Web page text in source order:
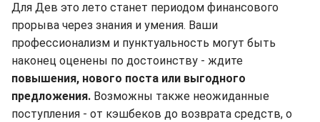
Для Дев это лето станет периодом финансового
прорыва через знания и умения. Ваши
профессионализм и пунктуальность могут быть
наконец оценены по достоинству - ждите
повышения, нового поста или выгодного
предложения. Возможны также неожиданные
поступления - от кэшбеков до возврата средств, о